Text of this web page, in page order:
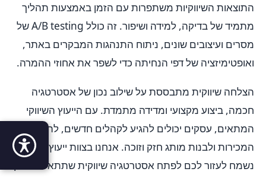
התוצאות השיווקיות משתפרות עם הזמן באמצעות תהליך
מתמיד של בדיקה, למידה ושיפור. זה כולל A/B testing של
מסרים ועיצובים שונים, ניתוח התנהגות המבקרים באתר,
ואופטימיזציה של דפי הנחיתה כדי לשפר את אחוזי ההמרה.
הצלחה שיווקית מתבססת על שילוב נכון של אסטרטגיה
חכמה, ביצוע מקצועי ומדידה מתמדת. עם הייעוץ השיווקי
המתאים, עסקים יכולים להגיע לקהלים חדשים, להגביר את
המכירות ולבנות מותג חזק וזוכה. אנחנו בצוות ייעוץ חכם
נשמח לעזור לכם לפתח אסטרטגיה שיווקית שתתאים בדיוק